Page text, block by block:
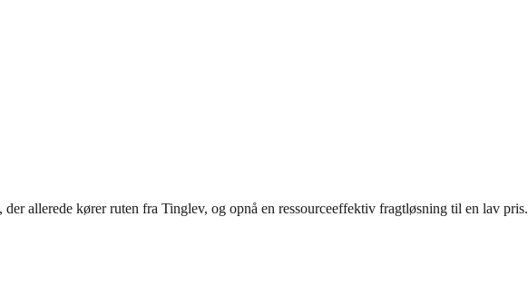
allerede kører ruten fra Tinglev, og opnå en ressourceeffektiv fragtløsning til en lav pris.